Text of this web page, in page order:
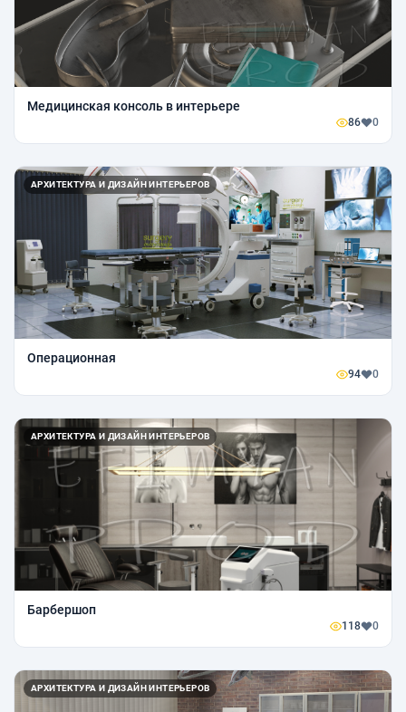
Медицинская консоль в интерьере
86 0
АРХИТЕКТУРА И ДИЗАЙН ИНТЕРЬЕРОВ
Операционная
94 0
АРХИТЕКТУРА И ДИЗАЙН ИНТЕРЬЕРОВ
Барбершоп
118 0
АРХИТЕКТУРА И ДИЗАЙН ИНТЕРЬЕРОВ